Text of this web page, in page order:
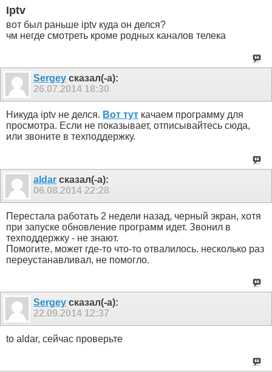
Iptv
вот был раньше iptv куда он делся?
чм негде смотреть кроме родных каналов телека
Sergey сказал(-а):
26.07.2014 18:30
Никуда iptv не делся. Вот тут качаем программу для
просмотра. Если не показывает, отписывайтесь сюда,
или звоните в техподдержку.
aldar сказал(-а):
06.08.2014 22:28
Перестала работать 2 недели назад, черный экран, хотя
при запуске обновление программ идет. Звонил в
техподдержку - не знают.
Помогите, может где-то что-то отвалилось. несколько раз
переустанавливал, не помогло.
Sergey сказал(-а):
22.09.2014 12:37
to aldar, сейчас проверьте